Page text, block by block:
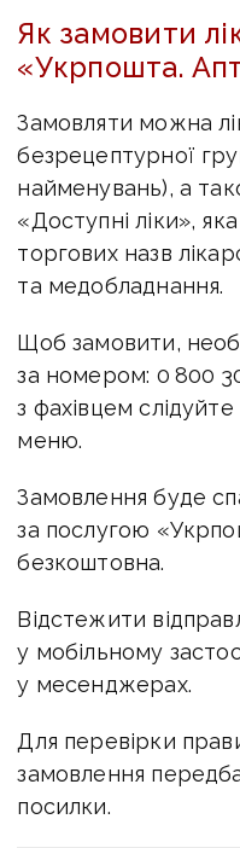
Як замовити
«Укрпошта.
Замовляти можна
безрецептурної
найменувань), а
«Доступні ліки»,
торгових назв
та медобладнання.
Щоб замовити,
за номером: 0 800
з фахівцем
меню.
Замовлення буде
за послугою
безкоштовна.
Відстежити
у мобільному
у месенджерах.
Для перевірки
замовлення
посилки.